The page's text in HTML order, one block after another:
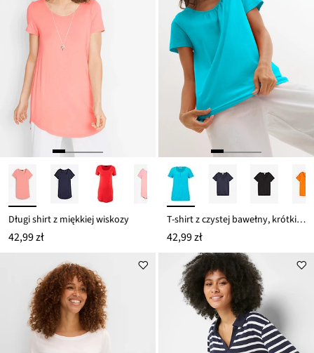
Długi shirt z miękkiej wiskozy
42,99 zł
T-shirt z czystej bawełny, krótki rękaw
42,99 zł